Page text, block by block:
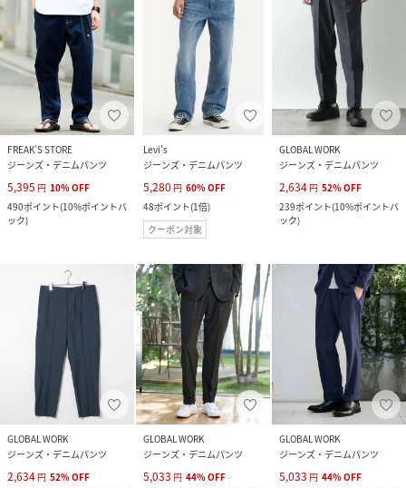
FREAK’S STORE
ジーンズ・デニムパンツ
5,395 円 10%OFF
490ポイント(10%ポイントバ
ック)
Levi's
ジーンズ・デニムパンツ
5,280 円 60%OFF
48ポイント(1倍)
クーポン対象
GLOBAL WORK
ジーンズ・デニムパンツ
2,634 円 52%OFF
239ポイント(10%ポイントバ
ック)
GLOBAL WORK
ジーンズ・デニムパンツ
2,634 円 52%OFF
GLOBAL WORK
ジーンズ・デニムパンツ
5,033 円 44%OFF
GLOBAL WORK
ジーンズ・デニムパンツ
5,033 円 44%OFF